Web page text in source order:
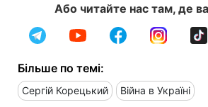
Або читайте нас там, де
Більше по темі:
Сергій Корецький Війна в Україні